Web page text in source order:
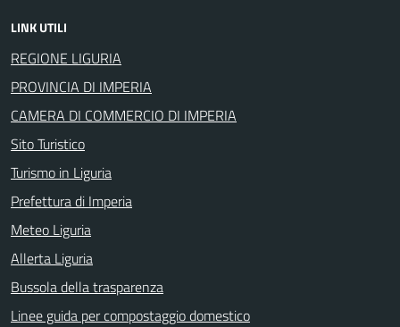
LINK UTILI
REGIONE LIGURIA
PROVINCIA DI IMPERIA
CAMERA DI COMMERCIO DI IMPERIA
Sito Turistico
Turismo in Liguria
Prefettura di Imperia
Meteo Liguria
Allerta Liguria
Bussola della trasparenza
Linee guida per compostaggio domestico